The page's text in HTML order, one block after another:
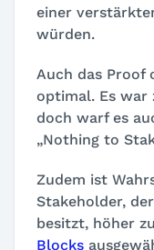
einer
würden.
Auch das Proof
optimal. Es
doch warf es
„Nothing to
Zudem ist
Stakeholder,
besitzt, höher
Blocks